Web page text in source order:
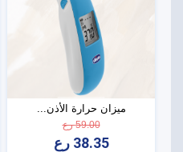
ميزان حرارة الأذن...
59.00 رع
38.35 رع